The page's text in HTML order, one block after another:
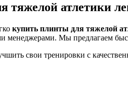
тяжелой атлетики
купить плинты для тяжелой
менеджерами. Мы предлагаем
свои тренировки с